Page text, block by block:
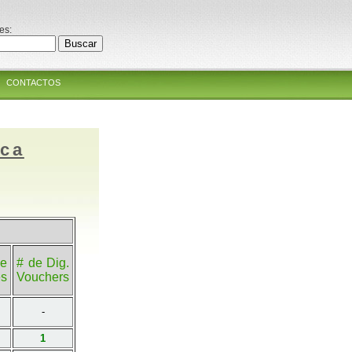
CONTACTOS
# de Dig.
Vouchers
-
1